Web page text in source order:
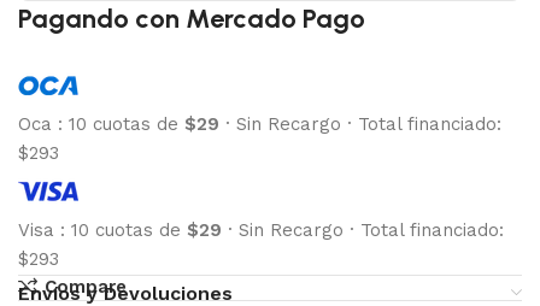
Pagando con Mercado Pago
Oca : 10 cuotas de $29 · Sin Recargo · Total financiado:
$293
Visa : 10 cuotas de $29 · Sin Recargo · Total financiado:
$293
Compare
Envíos y Devoluciones